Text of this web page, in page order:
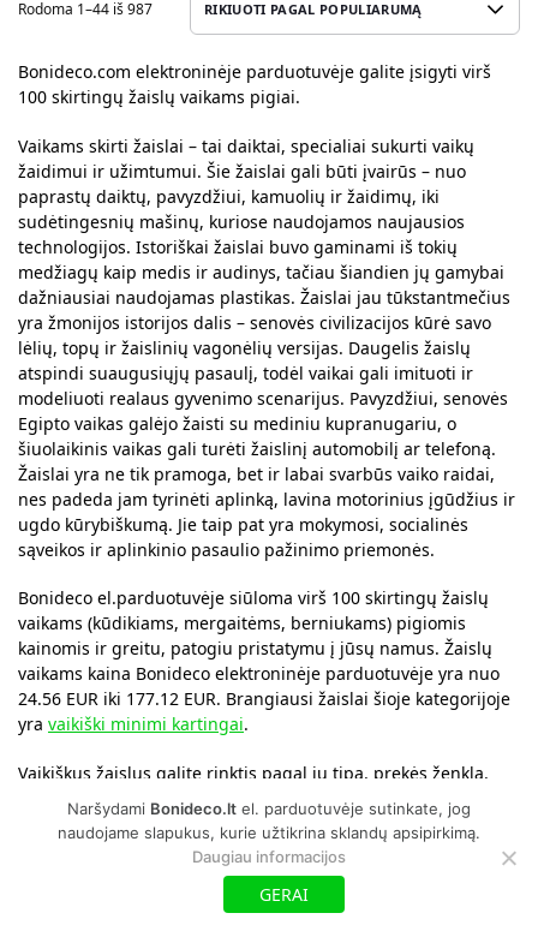
Rodoma 1–44 iš 987
Bonideco.com elektroninėje parduotuvėje galite įsigyti virš
100 skirtingų žaislų vaikams pigiai.
Vaikams skirti žaislai – tai daiktai, specialiai sukurti vaikų
žaidimui ir užimtumui. Šie žaislai gali būti įvairūs – nuo
paprastų daiktų, pavyzdžiui, kamuolių ir žaidimų, iki
sudėtingesnių mašinų, kuriose naudojamos naujausios
technologijos. Istoriškai žaislai buvo gaminami iš tokių
medžiagų kaip medis ir audinys, tačiau šiandien jų gamybai
dažniausiai naudojamas plastikas. Žaislai jau tūkstantmečius
yra žmonijos istorijos dalis – senovės civilizacijos kūrė savo
lėlių, topų ir žaislinių vagonėlių versijas. Daugelis žaislų
atspindi suaugusiųjų pasaulį, todėl vaikai gali imituoti ir
modeliuoti realaus gyvenimo scenarijus. Pavyzdžiui, senovės
Egipto vaikas galėjo žaisti su mediniu kupranugariu, o
šiuolaikinis vaikas gali turėti žaislinį automobilį ar telefoną.
Žaislai yra ne tik pramoga, bet ir labai svarbūs vaiko raidai,
nes padeda jam tyrinėti aplinką, lavina motorinius įgūdžius ir
ugdo kūrybiškumą. Jie taip pat yra mokymosi, socialinės
sąveikos ir aplinkinio pasaulio pažinimo priemonės.
Bonideco el.parduotuvėje siūloma virš 100 skirtingų žaislų
vaikams (kūdikiams, mergaitėms, berniukams) pigiomis
kainomis ir greitu, patogiu pristatymu į jūsų namus. Žaislų
vaikams kaina Bonideco elektroninėje parduotuvėje yra nuo
24.56 EUR iki 177.12 EUR. Brangiausi žaislai šioje kategorijoje
yra vaikiški minimi kartingai.
Vaikiškus žaislus galite rinktis pagal jų tipą, prekės ženklą,
rekomenduojamą amžių. Bonideco el.parduotuvėje žaislų
tipai yra: lavinamieji žaislai ir žaidimai, minkšti žaislai, lėlės,
mediniai žaislai, mašinėlės ir kt.
Populiariausi žaislai vaikams yrakartingai
Naršydami Bonideco.lt el. parduotuvėje sutinkate, jog
naudojame slapukus, kurie užtikrina sklandų apsipirkimą.
Daugiau informacijos
GERAI